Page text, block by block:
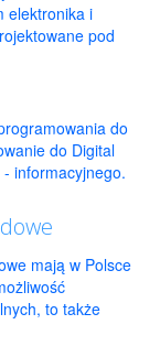
elektronika i
pod
do
do Digital
informacyjnego.
mają w Polsce
to także